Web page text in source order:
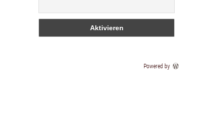
Powered by